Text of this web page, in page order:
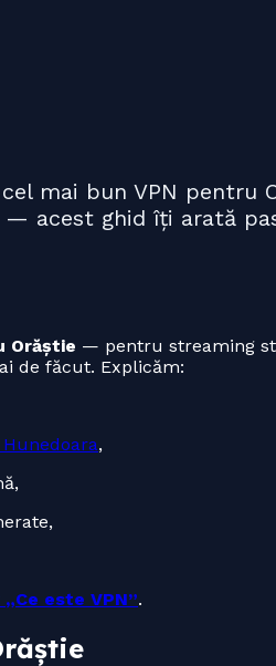
mai bun VPN
acest ghid îți arată
Orăștie — pentru streaming
de făcut. Explicăm:
,
„Ce este VPN”.